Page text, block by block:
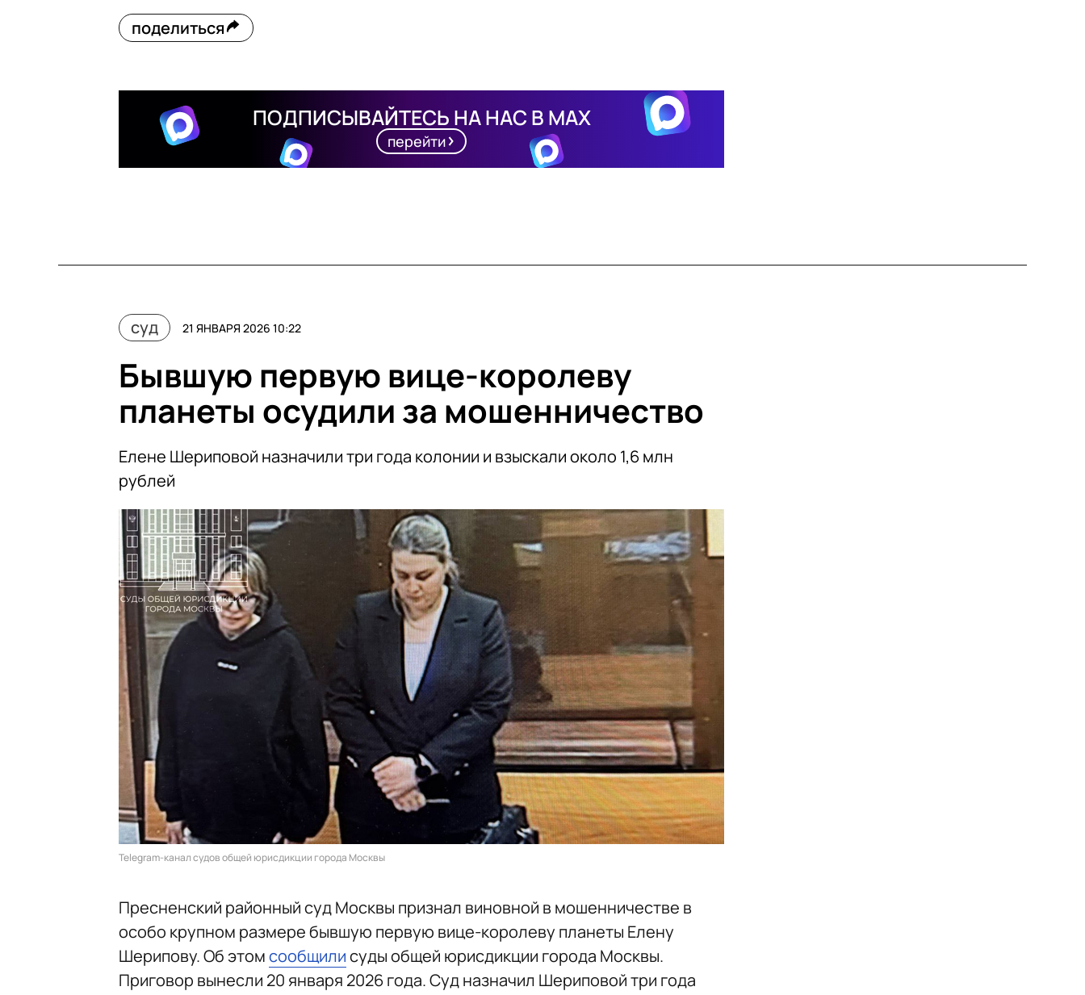
поделиться
ПОДПИСЫВАЙТЕСЬ НА НАС В MAX
перейти
суд 21 ЯНВАРЯ 2026 10:22
Бывшую первую вице-королеву
планеты осудили за мошенничество
Елене Шериповой назначили три года колонии и взыскали около 1,6 млн
рублей
Telegram-канал судов общей юрисдикции города Москвы
Пресненский районный суд Москвы признал виновной в мошенничестве в
особо крупном размере бывшую первую вице-королеву планеты Елену
Шерипову. Об этомсообщилисуды общей юрисдикции города Москвы.
Приговор вынесли 20 января 2026 года. Суд назначил Шериповой три года